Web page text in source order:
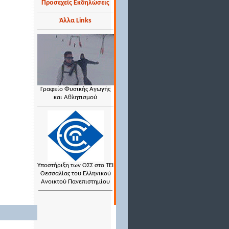
Προσεχείς Εκδηλώσεις
Άλλα Links
Γραφείο Φυσικής Αγωγής
και Αθλητισμού
Υποστήριξη των ΟΣΣ στο ΤΕΙ
Θεσσαλίας του Ελληνικού
Ανοικτού Πανεπιστημίου